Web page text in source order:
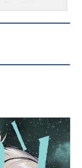
表）です。
とか（著）
27巻）発売日
め漫画一覧
、関連記事に
術廻戦ONEPIE